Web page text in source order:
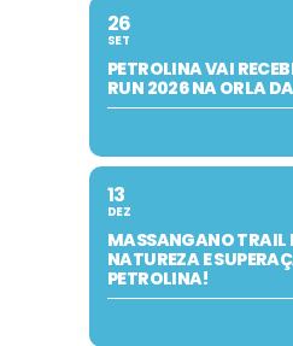
26
SET
PETROLINA VAI
RUN 2026 NA ORLA
13
DEZ
MASSANGANO TRAIL
NATUREZA E
PETROLINA!